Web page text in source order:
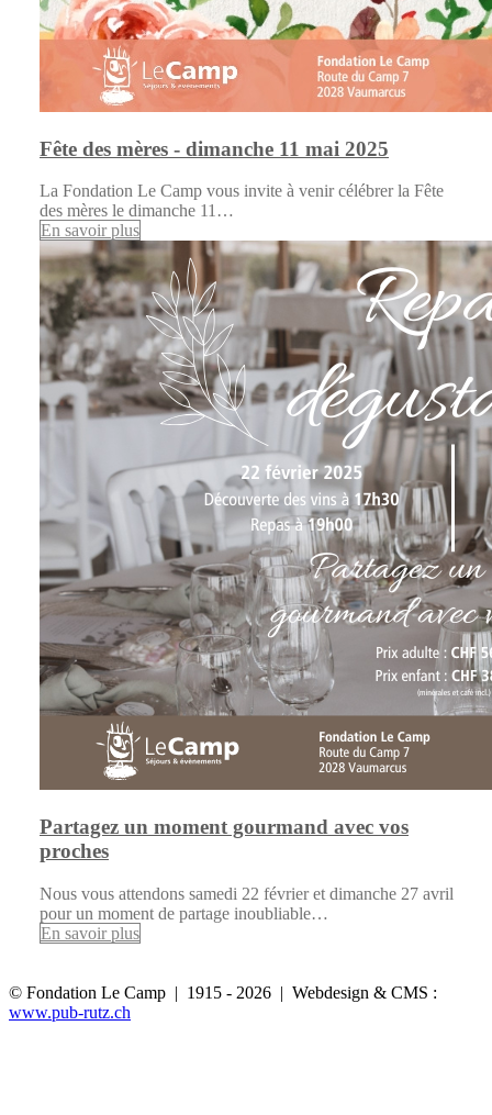
Fête des mères - dimanche 11 mai 2025
La Fondation Le Camp vous invite à venir célébrer la Fête
des mères le dimanche 11…
En savoir plus
Partagez un moment gourmand avec vos
proches
Nous vous attendons samedi 22 février et dimanche 27 avril
pour un moment de partage inoubliable…
En savoir plus
© Fondation Le Camp | 1915 - 2026 | Webdesign & CMS :
www.pub-rutz.ch